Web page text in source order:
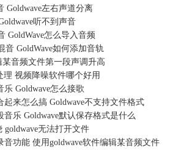
Goldwave左右声道分离
听不到声音
GoldWave怎么导入音频
音 GoldWave如何添加音轨
某音频文件第一段声调升高
视频降噪软件哪个好用
乐 Goldwave怎么接歌
起来怎么搞 Goldwave不支持文件格式
音乐 Goldwave默认保存格式是什么
goldwave无法打开文件
音功能 使用goldwave软件编辑某音频文件